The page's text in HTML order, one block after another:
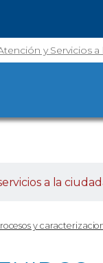
y Servicios a
a la
y